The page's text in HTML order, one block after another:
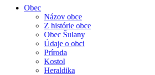
Obec
Názov obce
Z histórie obce
Obec Šulany
Údaje o obci
Príroda
Kostol
Heraldika